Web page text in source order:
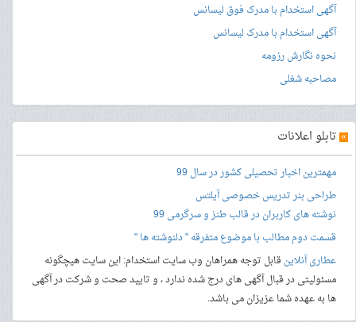
آگهی استخدام با مدرک فوق لیسانس
آگهی استخدام با مدرک لیسانس
نحوه نگارش رزومه
مصاحبه شغلی
» تابلو اعلانات
مهمترین اخبار تحصیلی کشور در سال 99
طراحی بنرتدریس خصوصی آیلتس
نوشته های کاربران در قالب طنز و سرگرمی 99
قسمت دوم مطالب با موضوع متفرقه " دلنوشته ها "
عطاری آنلاینقابل توجه همراهان وب سایت استخدام: این سایت هیچگونه
مسئولیتی در قبال آگهی های درج شده ندارد ، و تایید صحت و شرکت در آگهی
ها به عهده شما عزیزان می باشد.